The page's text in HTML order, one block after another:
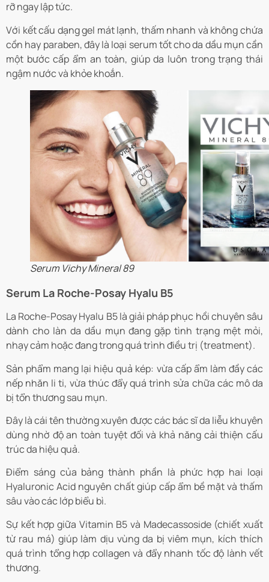
rỡ ngay lập tức.
Với kết cấu dạng gel mát lạnh, thấm nhanh và không chứa
cồn hay paraben, đây là loại serum tốt cho da dầu mụn cần
một bước cấp ẩm an toàn, giúp da luôn trong trạng thái
ngậm nước và khỏe khoắn.
Serum Vichy Mineral 89
Serum La Roche-Posay Hyalu B5
La Roche-Posay Hyalu B5 là giải pháp phục hồi chuyên sâu
dành cho làn da dầu mụn đang gặp tình trạng mệt mỏi,
nhạy cảm hoặc đang trong quá trình điều trị (treatment).
Sản phẩm mang lại hiệu quả kép: vừa cấp ẩm làm đầy các
nếp nhăn li ti, vừa thúc đẩy quá trình sửa chữa các mô da
bị tổn thương sau mụn.
Đây là cái tên thường xuyên được các bác sĩ da liễu khuyên
dùng nhờ độ an toàn tuyệt đối và khả năng cải thiện cấu
trúc da hiệu quả.
Điểm sáng của bảng thành phần là phức hợp hai loại
Hyaluronic Acid nguyên chất giúp cấp ẩm bề mặt và thấm
sâu vào các lớp biểu bì.
Sự kết hợp giữa Vitamin B5 và Madecassoside (chiết xuất
từ rau má) giúp làm dịu vùng da bị viêm mụn, kích thích
quá trình tổng hợp collagen và đẩy nhanh tốc độ lành vết
thương.